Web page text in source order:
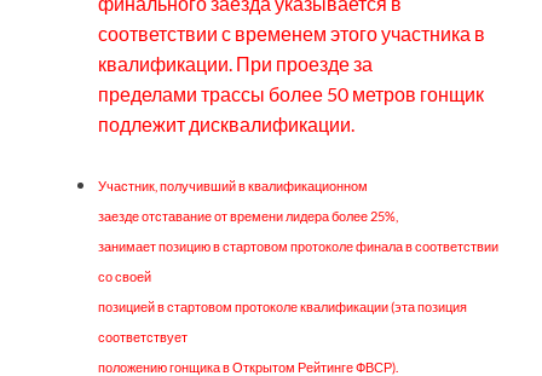
соответствии с временем этого участника в
квалификации. При проезде за
пределами трассы более 50 метров гонщик
подлежит дисквалификации.
Участник, получивший в квалификационном
заезде отставание от времени лидера более 25%,
занимает позицию в стартовом протоколе финала в соответствии
со своей
позицией в стартовом протоколе квалификации (эта позиция
соответствует
положению гонщика в Открытом Рейтинге ФВСР).